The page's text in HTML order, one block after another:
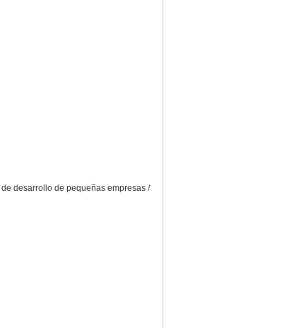
desarrollo de pequeñas empresas /